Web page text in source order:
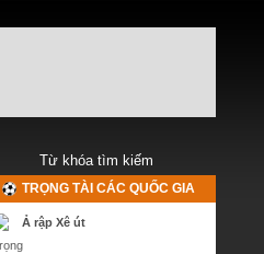
TRỌNG TÀI CÁC QUỐC GIA
Ả rập Xê út